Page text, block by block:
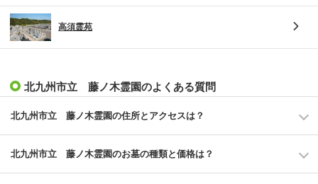
高須霊苑
北九州市立 藤ノ木霊園のよくある質問
北九州市立 藤ノ木霊園の住所とアクセスは？
北九州市立 藤ノ木霊園のお墓の種類と価格は？